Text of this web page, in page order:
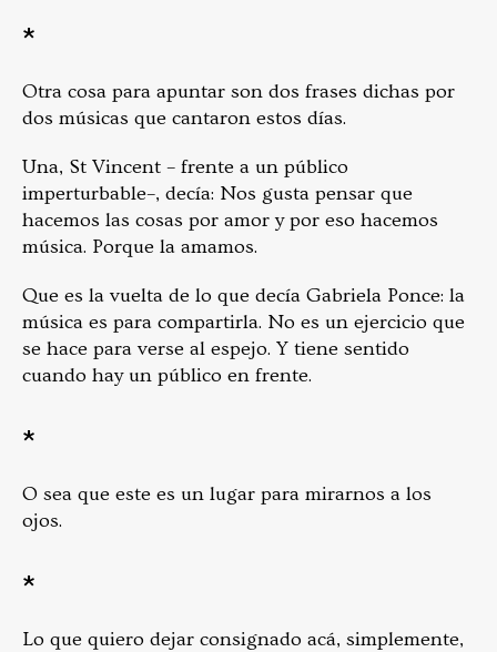
*
Otra cosa para apuntar son dos frases dichas por
dos músicas que cantaron estos días.
Una, St Vincent – frente a un público
imperturbable–, decía: Nos gusta pensar que
hacemos las cosas por amor y por eso hacemos
música. Porque la amamos.
Que es la vuelta de lo que decía Gabriela Ponce: la
música es para compartirla. No es un ejercicio que
se hace para verse al espejo. Y tiene sentido
cuando hay un público en frente.
*
O sea que este es un lugar para mirarnos a los
ojos.
*
Lo que quiero dejar consignado acá, simplemente,